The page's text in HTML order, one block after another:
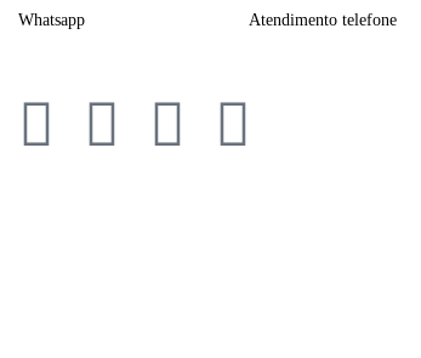
Whatsapp Atendimento telefone